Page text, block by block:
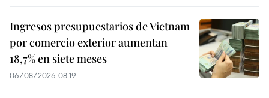
Ingresos presupuestarios de Vietnam
por comercio exterior aumentan
18,7% en siete meses
06/08/2026 08:19